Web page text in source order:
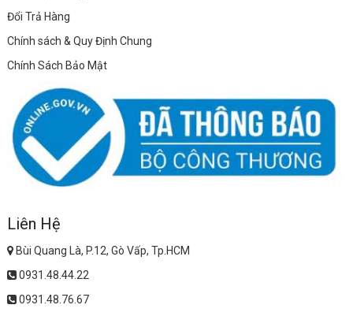
Đổi Trả Hàng
Chính sách & Quy Định Chung
Chính Sách Bảo Mật
Liên Hệ
Bùi Quang Là, P.12, Gò Vấp, Tp.HCM
0931.48.44.22
0931.48.76.67